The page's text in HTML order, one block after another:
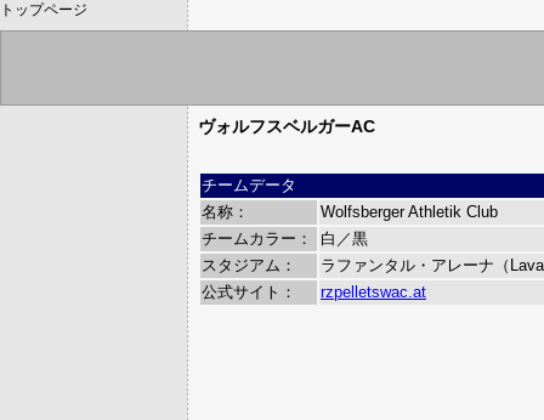
トップページ
ヴォルフスベルガーAC
チームデータ
名称：
Wolfsberger Athletik Club
チームカラー：
白／黒
スタジアム：
ラファンタル・アレーナ（
公式サイト：
rzpelletswac.at